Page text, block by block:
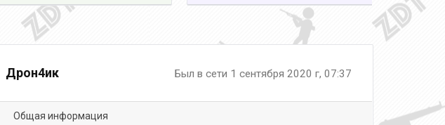
Дрон4ик Был в сети 1 сентября 2020 г, 07:37
Общая информация